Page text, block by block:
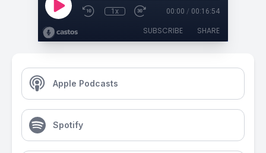
1x 00:00 / 00:16:54
SUBSCRIBE SHARE
Apple Podcasts
Spotify